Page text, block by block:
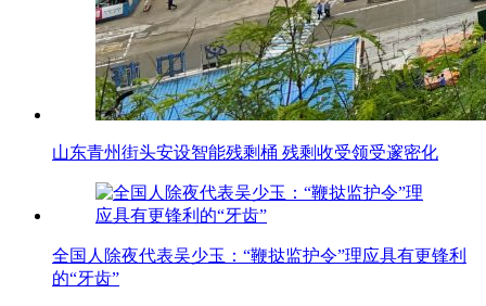
山东青州街头安设智能残剩桶 残剩收受领受邃密化
全国人除夜代表吴少玉：“鞭挞监护令”理应具有更锋利
的“牙齿”